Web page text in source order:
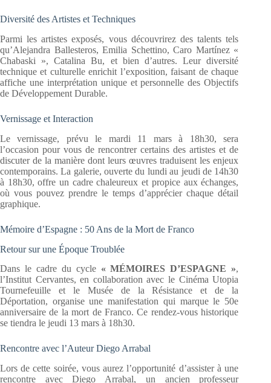
Diversité des Artistes et Techniques
Parmi les artistes exposés, vous découvrirez des talents tels
qu’Alejandra Ballesteros, Emilia Schettino, Caro Martínez «
Chabaski », Catalina Bu, et bien d’autres. Leur diversité
technique et culturelle enrichit l’exposition, faisant de chaque
affiche une interprétation unique et personnelle des Objectifs
de Développement Durable.
Vernissage et Interaction
Le vernissage, prévu le mardi 11 mars à 18h30, sera
l’occasion pour vous de rencontrer certains des artistes et de
discuter de la manière dont leurs œuvres traduisent les enjeux
contemporains. La galerie, ouverte du lundi au jeudi de 14h30
à 18h30, offre un cadre chaleureux et propice aux échanges,
où vous pouvez prendre le temps d’apprécier chaque détail
graphique.
Mémoire d’Espagne : 50 Ans de la Mort de Franco
Retour sur une Époque Troublée
Dans le cadre du cycle « MÉMOIRES D’ESPAGNE »,
l’Institut Cervantes, en collaboration avec le Cinéma Utopia
Tournefeuille et le Musée de la Résistance et de la
Déportation, organise une manifestation qui marque le 50e
anniversaire de la mort de Franco. Ce rendez-vous historique
se tiendra le jeudi 13 mars à 18h30.
Rencontre avec l’Auteur Diego Arrabal
Lors de cette soirée, vous aurez l’opportunité d’assister à une
rencontre avec Diego Arrabal, un ancien professeur